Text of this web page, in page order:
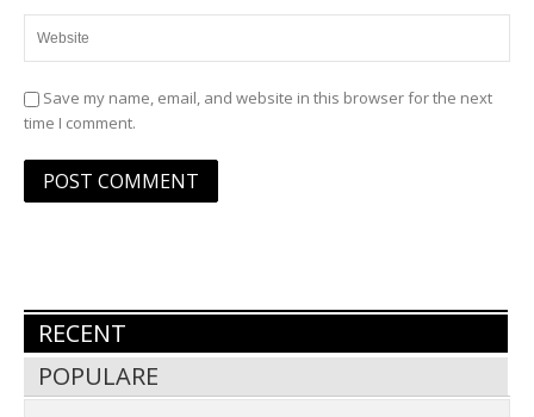
Save my name, email, and website in this browser for the next
time I comment.
RECENT
POPULARE